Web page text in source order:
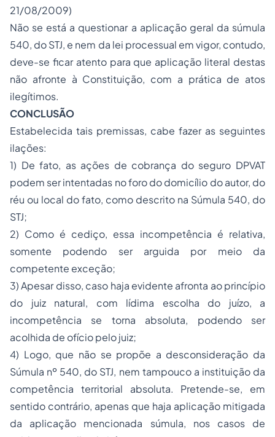
21/08/2009)
Não se está a questionar a aplicação geral da súmula
540, do STJ, e nem da lei processual em vigor, contudo,
deve-se ficar atento para que aplicação literal destas
não afronte à Constituição, com a prática de atos
ilegítimos.
CONCLUSÃO
Estabelecida tais premissas, cabe fazer as seguintes
ilações:
1) De fato, as ações de cobrança do seguro DPVAT
podem ser intentadas no foro do domicílio do autor, do
réu ou local do fato, como descrito na Súmula 540, do
STJ;
2) Como é cediço, essa incompetência é relativa,
somente podendo ser arguida por meio da
competente exceção;
3) Apesar disso, caso haja evidente afronta ao princípio
do juiz natural, com lídima escolha do juízo, a
incompetência se torna absoluta, podendo ser
acolhida de ofício pelo juiz;
4) Logo, que não se propõe a desconsideração da
Súmula nº 540, do STJ, nem tampouco a instituição da
competência territorial absoluta. Pretende-se, em
sentido contrário, apenas que haja aplicação mitigada
da aplicação mencionada súmula, nos casos de